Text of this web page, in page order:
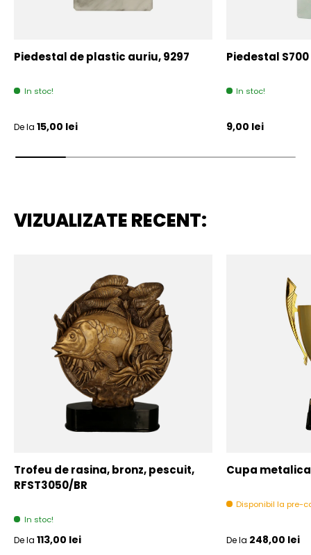
Piedestal de plastic auriu, 9297
In stoc!
Pret initial
De la 15,00 lei
Piedestal S700
In stoc!
Pret initial
9,00 lei
VIZUALIZATE RECENT:
Trofeu de rasina, bronz, pescuit,
RFST3050/BR
In stoc!
Pret initial
De la 113,00 lei
Cupa
Disponibil la pre-
Pret initial
De la 248,00 lei